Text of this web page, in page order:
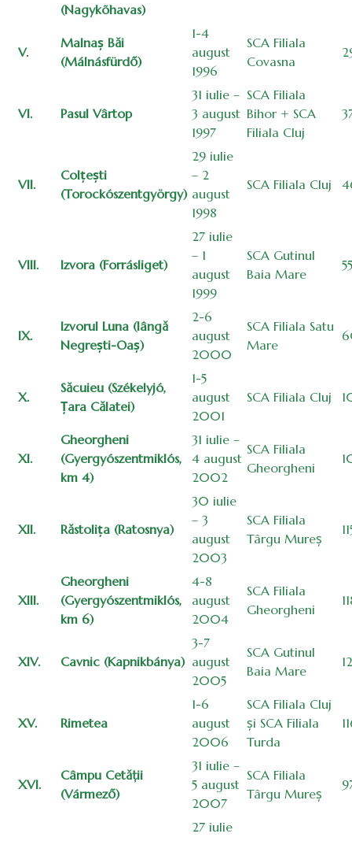
(Nagykõhavas)
V.
Malnaș Băi
(Málnásfürdő)
1-4
august
1996
SCA Filiala
Covasna
VI. Pasul Vârtop
31 iulie –
3 august
1997
SCA Filiala
Bihor + SCA
Filiala Cluj
VII.
Colțești
(Torockószentgyörgy)
29 iulie
– 2
august
1998
SCA Filiala Cluj
VIII. Izvora (Forrásliget)
27 iulie
– 1
august
1999
SCA Gutinul
Baia Mare
IX.
Izvorul Luna (lângă
Negrești-Oaș)
2-6
august
2000
SCA Filiala Satu
Mare
X.
Săcuieu (Székelyjó,
Țara Călatei)
1-5
august
2001
SCA Filiala Cluj
XI.
Gheorgheni
(Gyergyószentmiklós,
km 4)
31 iulie –
4 august
2002
SCA Filiala
Gheorgheni
XII. Răstolița (Ratosnya)
30 iulie
– 3
august
2003
SCA Filiala
Târgu Mureș
XIII.
Gheorgheni
(Gyergyószentmiklós,
km 6)
4-8
august
2004
SCA Filiala
Gheorgheni
XIV. Cavnic (Kapnikbánya)
3-7
august
2005
SCA Gutinul
Baia Mare
XV. Rimetea
1-6
august
2006
SCA Filiala Cluj
și SCA Filiala
Turda
XVI.
Câmpu Cetăţii
(Vármező)
31 iulie –
5 august
2007
SCA Filiala
Târgu Mureș
27 iulie